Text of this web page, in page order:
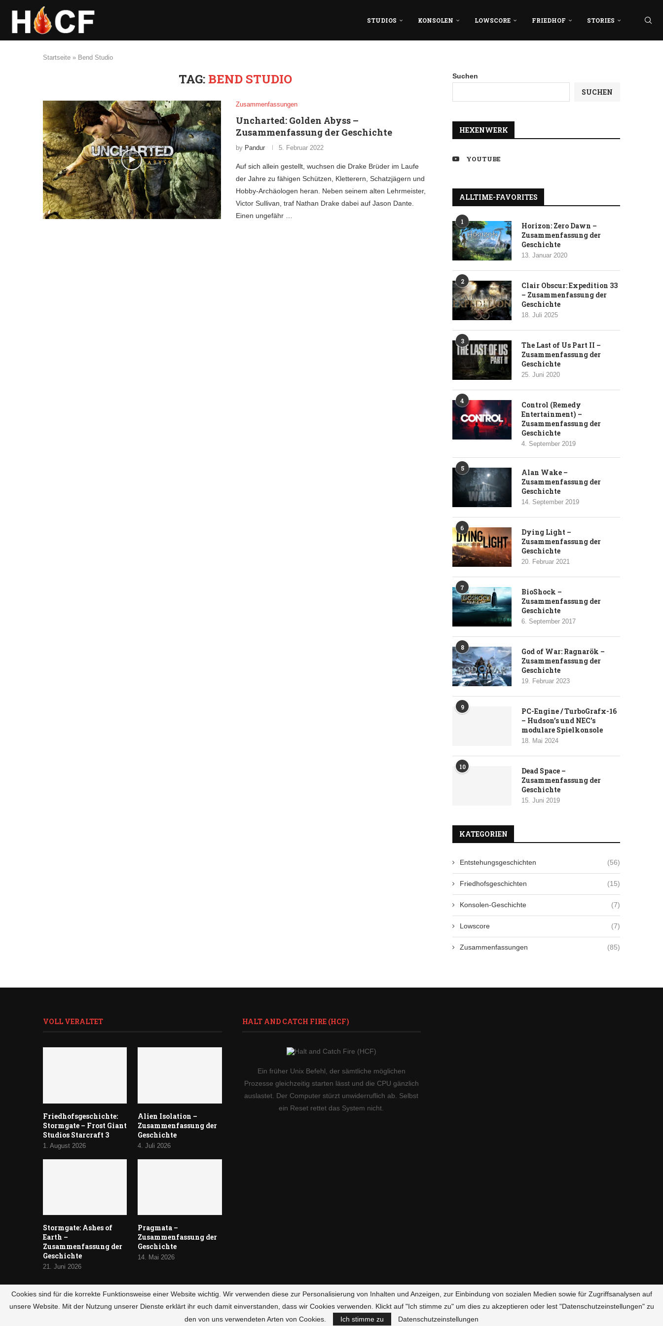
STUDIOS KONSOLEN LOWSCORE FRIEDHOF STORIES
Startseite » Bend Studio
TAG: BEND STUDIO
Zusammenfassungen
Uncharted: Golden Abyss –
Zusammenfassung der Geschichte
by Pandur 5. Februar 2022
Auf sich allein gestellt, wuchsen die Drake Brüder im Laufe
der Jahre zu fähigen Schützen, Kletterern, Schatzjägern und
Hobby-Archäologen heran. Neben seinem alten Lehrmeister,
Victor Sullivan, traf Nathan Drake dabei auf Jason Dante.
Einen ungefähr …
Suchen
SUCHEN
HEXENWERK
YOUTUBE
ALLTIME-FAVORITES
1
Horizon: Zero Dawn –
Zusammenfassung der
Geschichte
13. Januar 2020
2
Clair Obscur: Expedition 33
– Zusammenfassung der
Geschichte
18. Juli 2025
3
The Last of Us Part II –
Zusammenfassung der
Geschichte
25. Juni 2020
4
Control (Remedy
Entertainment) –
Zusammenfassung der
Geschichte
4. September 2019
5
Alan Wake –
Zusammenfassung der
Geschichte
14. September 2019
6
Dying Light –
Zusammenfassung der
Geschichte
20. Februar 2021
7
BioShock –
Zusammenfassung der
Geschichte
6. September 2017
8
God of War: Ragnarök –
Zusammenfassung der
Geschichte
19. Februar 2023
9
PC-Engine / TurboGrafx-16
– Hudson’s und NEC’s
modulare Spielkonsole
18. Mai 2024
10
Dead Space –
Zusammenfassung der
Geschichte
15. Juni 2019
KATEGORIEN
Entstehungsgeschichten (56)
Friedhofsgeschichten (15)
Konsolen-Geschichte (7)
Lowscore (7)
Zusammenfassungen (85)
VOLL VERALTET
Friedhofsgeschichte:
Stormgate – Frost Giant
Studios Starcraft 3
1. August 2026
Alien Isolation –
Zusammenfassung der
Geschichte
4. Juli 2026
Stormgate: Ashes of
Earth –
Zusammenfassung der
Geschichte
21. Juni 2026
Pragmata –
Zusammenfassung der
Geschichte
14. Mai 2026
HALT AND CATCH FIRE (HCF)
Ein früher Unix Befehl, der sämtliche möglichen
Prozesse gleichzeitig starten lässt und die CPU gänzlich
auslastet. Der Computer stürzt unwiderruflich ab. Selbst
ein Reset rettet das System nicht.
Impressum|Haftungsausschluss
Cookies sind für die korrekte Funktionsweise einer Website wichtig. Wir verwenden diese zur Personalisierung von Inhalten und Anzeigen, zur Einbindung von sozialen Medien sowie für Zugriffsanalysen auf
unsere Website. Mit der Nutzung unserer Dienste erklärt ihr euch damit einverstanden, dass wir Cookies verwenden. Klickt auf "Ich stimme zu" um dies zu akzeptieren oder lest "Datenschutzeinstellungen" zu
den von uns verwendeten Arten von Cookies.
Ich stimme zu Datenschutzeinstellungen